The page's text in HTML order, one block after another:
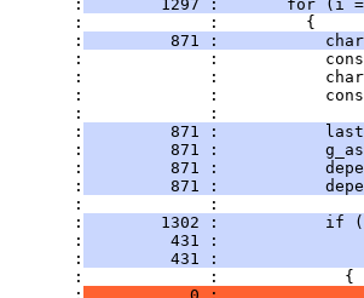
:
1297 :       for (i
:             :         {
:
871 :
:             :
:             :
:             :
:             :
:
871 :
:
871 :
:
871 :
:
871 :
:             :
:
1302 :           if
:
431 :
:
431 :
:             :             {